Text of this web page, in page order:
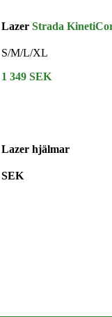
Lazer Strada
S/M/L/XL
1 349 SEK
Lazer hjälmar
SEK